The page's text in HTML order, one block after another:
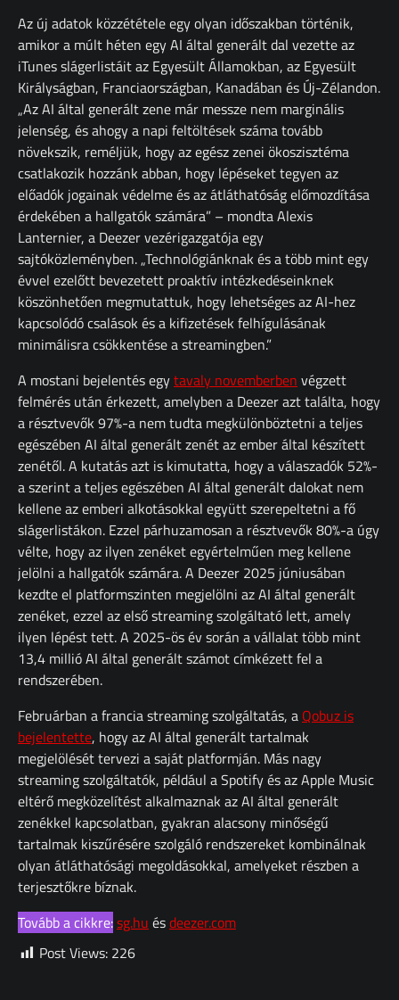
Az új adatok közzététele egy olyan időszakban történik,
amikor a múlt héten egy AI által generált dal vezette az
iTunes slágerlistáit az Egyesült Államokban, az Egyesült
Királyságban, Franciaországban, Kanadában és Új-Zélandon.
„Az AI által generált zene már messze nem marginális
jelenség, és ahogy a napi feltöltések száma tovább
növekszik, reméljük, hogy az egész zenei ökoszisztéma
csatlakozik hozzánk abban, hogy lépéseket tegyen az
előadók jogainak védelme és az átláthatóság előmozdítása
érdekében a hallgatók számára” – mondta Alexis
Lanternier, a Deezer vezérigazgatója egy
sajtóközleményben. „Technológiánknak és a több mint egy
évvel ezelőtt bevezetett proaktív intézkedéseinknek
köszönhetően megmutattuk, hogy lehetséges az AI-hez
kapcsolódó csalások és a kifizetések felhígulásának
minimálisra csökkentése a streamingben.”
A mostani bejelentés egytavaly novemberben végzett
felmérés után érkezett, amelyben a Deezer azt találta, hogy
a résztvevők 97%-a nem tudta megkülönböztetni a teljes
egészében AI által generált zenét az ember által készített
zenétől. A kutatás azt is kimutatta, hogy a válaszadók 52%-
a szerint a teljes egészében AI által generált dalokat nem
kellene az emberi alkotásokkal együtt szerepeltetni a fő
slágerlistákon. Ezzel párhuzamosan a résztvevők 80%-a úgy
vélte, hogy az ilyen zenéket egyértelműen meg kellene
jelölni a hallgatók számára. A Deezer 2025 júniusában
kezdte el platformszinten megjelölni az AI által generált
zenéket, ezzel az első streaming szolgáltató lett, amely
ilyen lépést tett. A 2025-ös év során a vállalat több mint
13,4 millió AI által generált számot címkézett fel a
rendszerében.
Februárban a francia streaming szolgáltatás, a Qobuz is
bejelentette, hogy az AI által generált tartalmak
megjelölését tervezi a saját platformján. Más nagy
streaming szolgáltatók, például a Spotify és az Apple Music
eltérő megközelítést alkalmaznak az AI által generált
zenékkel kapcsolatban, gyakran alacsony minőségű
tartalmak kiszűrésére szolgáló rendszereket kombinálnak
olyan átláthatósági megoldásokkal, amelyeket részben a
terjesztőkre bíznak.
Tovább a cikkre:sg.hu ésdeezer.com
Post Views: 226